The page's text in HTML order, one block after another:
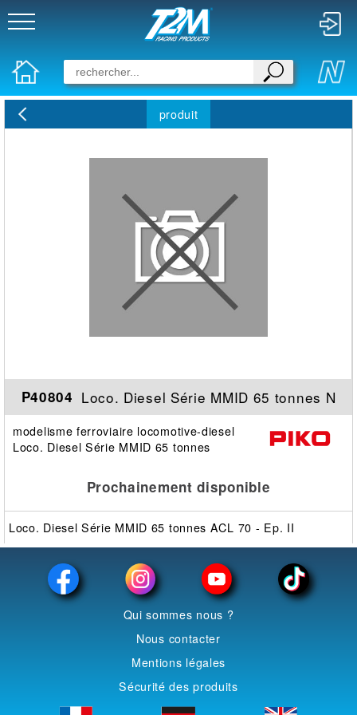
produit
P40804 Loco. Diesel Série MMID 65 tonnes N
modelisme ferroviaire locomotive-diesel
Loco. Diesel Série MMID 65 tonnes
Prochainement disponible
Loco. Diesel Série MMID 65 tonnes ACL 70 - Ep. II
Qui sommes nous ?
Nous contacter
Mentions légales
Sécurité des produits